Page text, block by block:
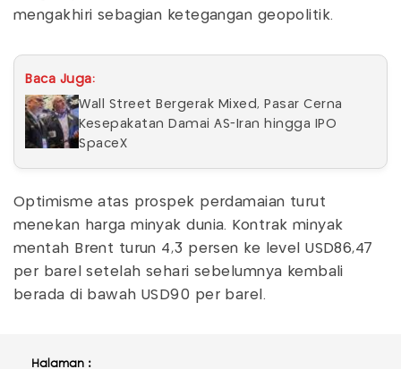
mengakhiri sebagian ketegangan geopolitik.
Baca Juga:
Wall Street Bergerak Mixed, Pasar Cerna
Kesepakatan Damai AS-Iran hingga IPO
SpaceX
Optimisme atas prospek perdamaian turut
menekan harga minyak dunia. Kontrak minyak
mentah Brent turun 4,3 persen ke level USD86,47
per barel setelah sehari sebelumnya kembali
berada di bawah USD90 per barel.
Halaman :